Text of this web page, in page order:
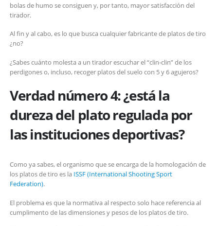
bolas de humo se consiguen y, por tanto, mayor satisfacción del
tirador.
Al fin y al cabo, es lo que busca cualquier fabricante de platos de tiro
¿no?
¿Sabes cuánto molesta a un tirador escuchar el “clin-clin” de los
perdigones o, incluso, recoger platos del suelo con 5 y 6 agujeros?
Verdad número 4: ¿está la
dureza del plato regulada por
las instituciones deportivas?
Como ya sabes, el organismo que se encarga de la homologación de
los platos de tiro es la ISSF (International Shooting Sport
Federation).
El problema es que la normativa al respecto solo hace referencia al
cumplimento de las dimensiones y pesos de los platos de tiro.